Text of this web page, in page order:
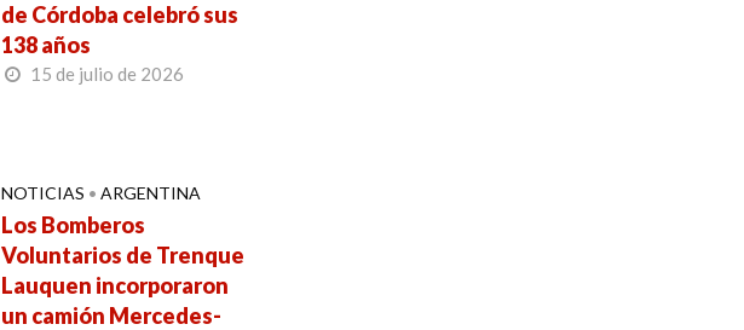
de Córdoba celebró sus
138 años
15 de julio de 2026
NOTICIAS • ARGENTINA
Los Bomberos
Voluntarios de Trenque
Lauquen incorporaron
un camión Mercedes-